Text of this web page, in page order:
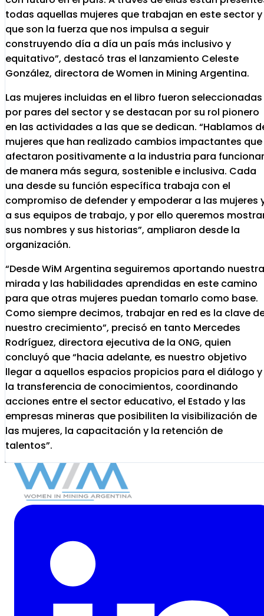
todas aquellas mujeres que trabajan en este sector y
que son la fuerza que nos impulsa a seguir
construyendo día a día un país más inclusivo y
equitativo”, destacó tras el lanzamiento Celeste
González, directora de Women in Mining Argentina.
Las mujeres incluidas en el libro fueron seleccionadas
por pares del sector y se destacan por su rol pionero
en las actividades a las que se dedican. “Hablamos
mujeres que han realizado cambios impactantes que
afectaron positivamente a la industria para funcionar
de manera más segura, sostenible e inclusiva. Cada
una desde su función específica trabaja con el
compromiso de defender y empoderar a las mujeres
a sus equipos de trabajo, y por ello queremos
sus nombres y sus historias”, ampliaron desde la
organización.
“Desde WiM Argentina seguiremos aportando nuestra
mirada y las habilidades aprendidas en este camino
para que otras mujeres puedan tomarlo como base.
Como siempre decimos, trabajar en red es la clave
nuestro crecimiento”, precisó en tanto Mercedes
Rodríguez, directora ejecutiva de la ONG, quien
concluyó que “hacia adelante, es nuestro objetivo
llegar a aquellos espacios propicios para el diálogo y
la transferencia de conocimientos, coordinando
acciones entre el sector educativo, el Estado y las
empresas mineras que posibiliten la visibilización de
las mujeres, la capacitación y la retención de
talentos”.